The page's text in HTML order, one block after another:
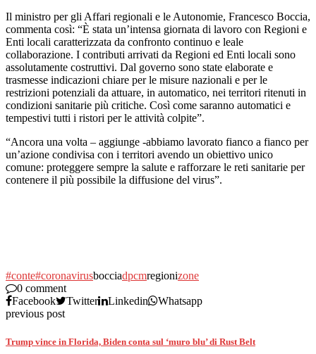
Il ministro per gli Affari regionali e le Autonomie, Francesco Boccia,
commenta così: “È stata un’intensa giornata di lavoro con Regioni e
Enti locali caratterizzata da confronto continuo e leale
collaborazione. I contributi arrivati da Regioni ed Enti locali sono
assolutamente costruttivi. Dal governo sono state elaborate e
trasmesse indicazioni chiare per le misure nazionali e per le
restrizioni potenziali da attuare, in automatico, nei territori ritenuti in
condizioni sanitarie più critiche. Così come saranno automatici e
tempestivi tutti i ristori per le attività colpite”.
“Ancora una volta – aggiunge -abbiamo lavorato fianco a fianco per
un’azione condivisa con i territori avendo un obiettivo unico
comune: proteggere sempre la salute e rafforzare le reti sanitarie per
contenere il più possibile la diffusione del virus”.
#conte#coronavirusbocciadpcmregionizone
0 comment
Facebook
Twitter Linkedin
Whatsapp
previous post
Trump vince in Florida, Biden conta sul ‘muro blu’ di Rust Belt